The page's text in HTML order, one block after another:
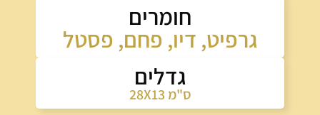
חומרים
גרפיט, דיו, פחם, פסטל
גדלים
28X13 ס"מ